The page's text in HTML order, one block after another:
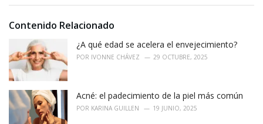
i
:
Contenido Relacionado
¿A qué edad se acelera el envejecimiento?
POR IVONNE CHÁVEZ 29 OCTUBRE, 2025
Acné: el padecimiento de la piel más común
POR KARINA GUILLEN 19 JUNIO, 2025